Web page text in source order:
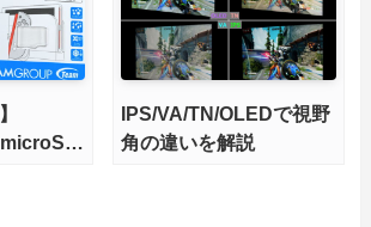
IPS/VA/TN/OLEDで視野
角の違いを解説